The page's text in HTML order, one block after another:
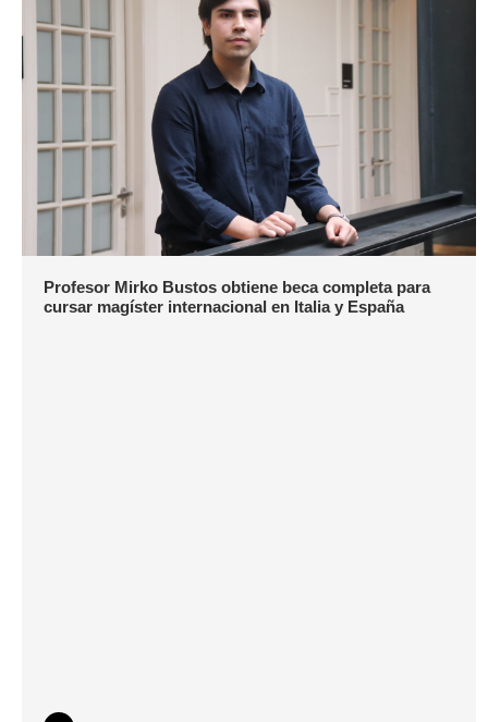
Profesor Mirko Bustos obtiene beca completa para
cursar magíster internacional en Italia y España